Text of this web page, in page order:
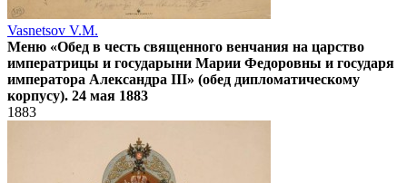
Vasnetsov V.M.
Меню «Обед в честь священного венчания на царство
императрицы и государыни Марии Федоровны и государя
императора Александра III» (обед дипломатическому
корпусу). 24 мая 1883
1883